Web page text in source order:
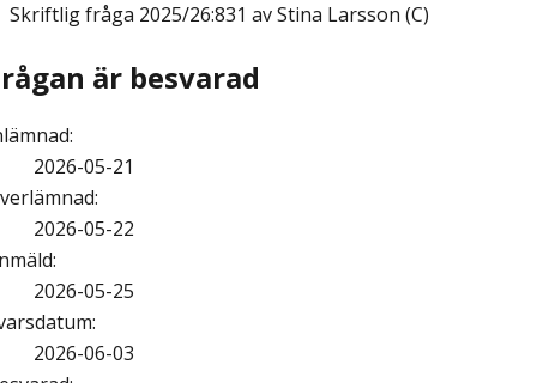
Skriftlig fråga 2025/26:831 av Stina Larsson (C)
är besvarad
:
2026-05-21
:
2026-05-22
:
2026-05-25
:
2026-06-03